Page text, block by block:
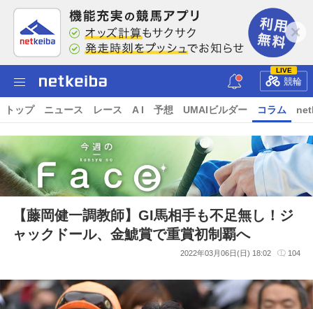
LIVE
競輪
トップ ニュース レース A I 予想 UMAIビルダー コラム
【藤岡健一調教師】GI馬相手も不足無し！ジ
ャックドール、金鯱賞で重賞初制覇へ
2022年03月06日(日) 18:02 104